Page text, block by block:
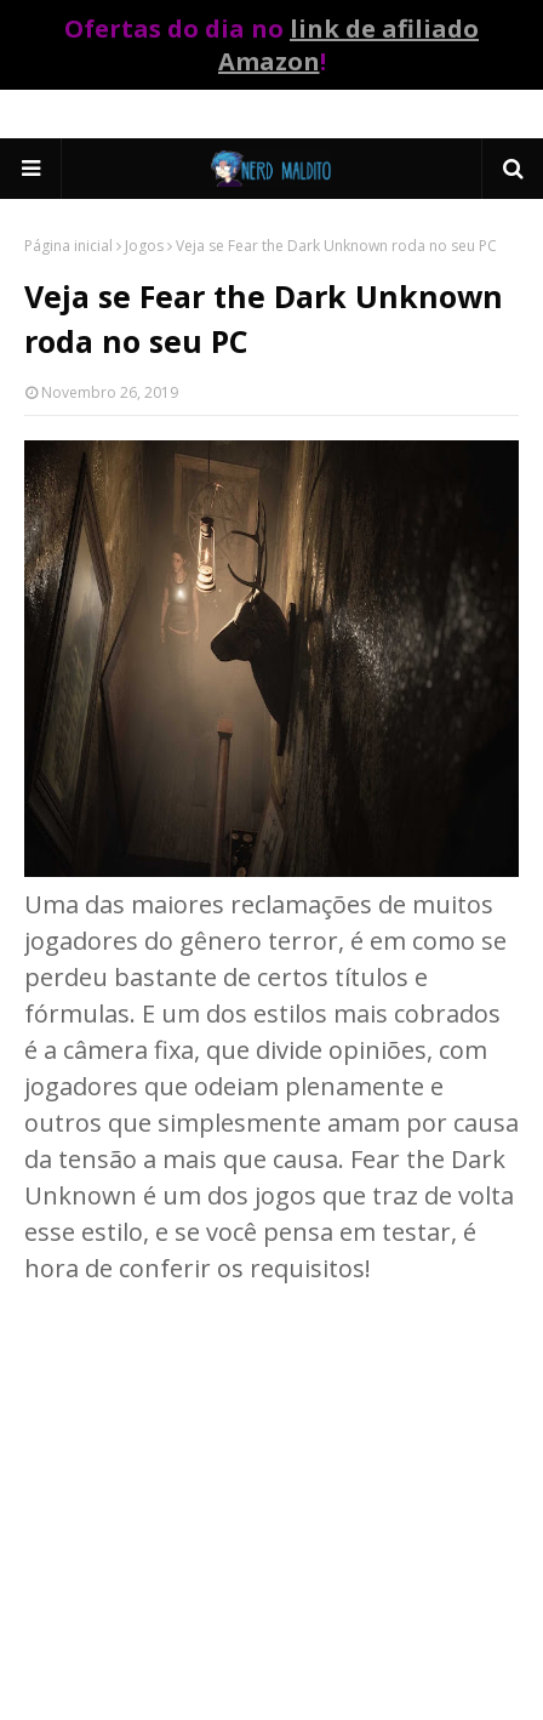
Ofertas do dia no link de afiliado
Amazon!
Página inicial Jogos Veja se Fear the Dark Unknown roda no seu PC
Veja se Fear the Dark Unknown
roda no seu PC
Novembro 26, 2019
Uma das maiores reclamações de muitos
jogadores do gênero terror, é em como se
perdeu bastante de certos títulos e
fórmulas. E um dos estilos mais cobrados
é a câmera fixa, que divide opiniões, com
jogadores que odeiam plenamente e
outros que simplesmente amam por causa
da tensão a mais que causa. Fear the Dark
Unknown é um dos jogos que traz de volta
esse estilo, e se você pensa em testar, é
hora de conferir os requisitos!